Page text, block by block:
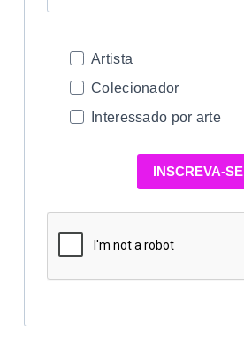
Artista
Colecionador
Interessado por arte
INSCREVA-SE